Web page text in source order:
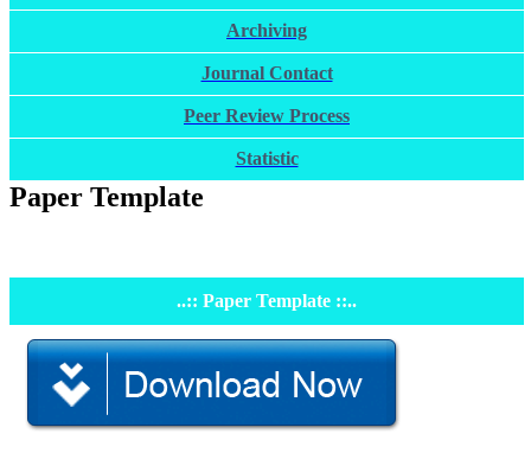
Archiving
Journal Contact
Peer Review Process
Statistic
Paper Template
..:: Paper Template ::..